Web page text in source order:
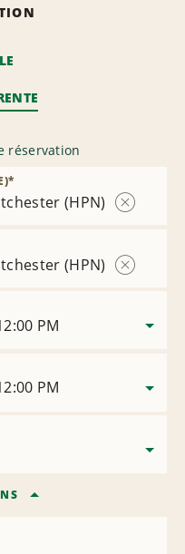
réservation
(HPN)
succursale
*
(HPN)
PM
PM